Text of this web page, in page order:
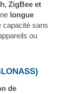
ZigBee et
longue
capacité sans
ou
de